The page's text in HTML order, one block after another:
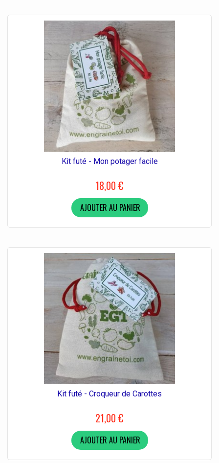
Kit futé - Mon potager facile
18,00 €
AJOUTER AU PANIER
Kit futé - Croqueur de Carottes
21,00 €
AJOUTER AU PANIER